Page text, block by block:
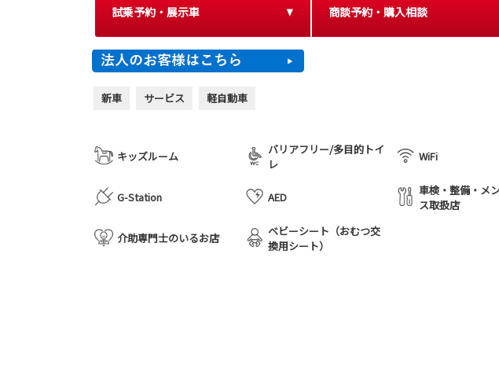
試乗予約・展示車 商談予約・購入相談
新車 サービス 軽自動車
キッズルーム
バリアフリー/多目的トイ
レ
WiFi
G-Station AED
車検・整備・メ
ス取扱店
介助専門士のいるお店
ベビーシート（おむつ交
換用シート）